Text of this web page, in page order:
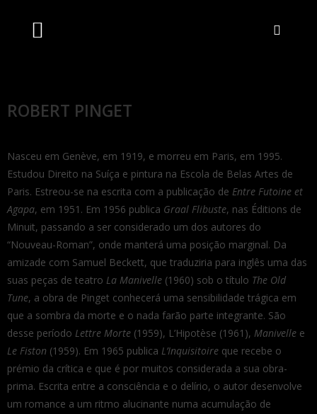
ROBERT PINGET
Nasceu em Genève, em 1919, e morreu em Paris, em 1995.
Estudou Direito na Suíça e pintura na Escola de Belas Artes de
Paris. Estreou-se na escrita com a publicação de Entre Futoine et
Agapa, em 1951. Em 1956 publica Graal Flibuste, nas Éditions de
Minuit, passando a ser considerado um dos autores do
“Nouveau-Roman”, onde manterá uma posição marginal. Da
amizade com Samuel Beckett, que traduziria para inglês uma das
suas peças de teatro La Manivelle (1960) sob o título The Old
Tune, a obra de Pinget conhecerá uma sensibilidade trágica em
que a sombra da morte e o nada farão parte integrante. São
desse período Lettre Morte (1959), L’Hipotèse (1961), Manivelle e
Le Fiston (1959). Em 1965 publica L’Inquisitoire que recebe o
prémio da crítica e que é por muitos considerada a sua obra-
prima. Escrita entre a consciência e o delírio, o autor desenvolve
um romance a um ritmo alucinante numa acumulação de